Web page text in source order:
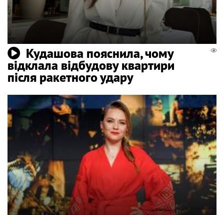
Кудашова пояснила, чому
відклала відбудову квартири
після ракетного удару